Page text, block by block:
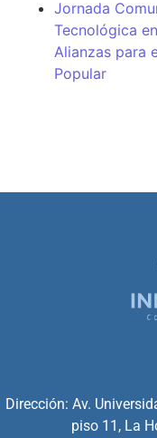
Jornada
Tecnológica
Alianzas para
Popular
Dirección: Av.
piso 11, La